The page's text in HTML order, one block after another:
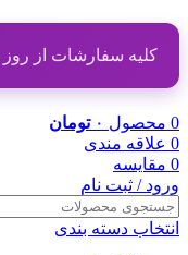
کلیه سفارشات از روز
0 محصول ۰ تومان
0 علاقه مندی
0 مقایسه
ورود / ثبت نام
انتخاب دسته بندی